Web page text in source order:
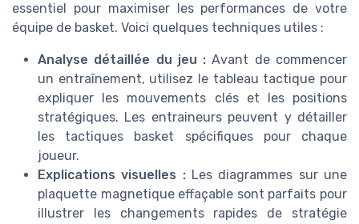
essentiel pour maximiser les performances de votre
équipe de basket. Voici quelques techniques utiles :
Analyse détaillée du jeu : Avant de commencer
un entraînement, utilisez le tableau tactique pour
expliquer les mouvements clés et les positions
stratégiques. Les entraineurs peuvent y détailler
les tactiques basket spécifiques pour chaque
joueur.
Explications visuelles :Les diagrammes sur une
plaquette magnetique effaçable sont parfaits pour
illustrer les changements rapides de stratégie